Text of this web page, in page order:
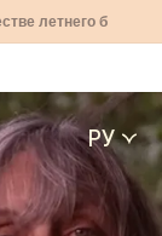
летнего бонуса
РУ